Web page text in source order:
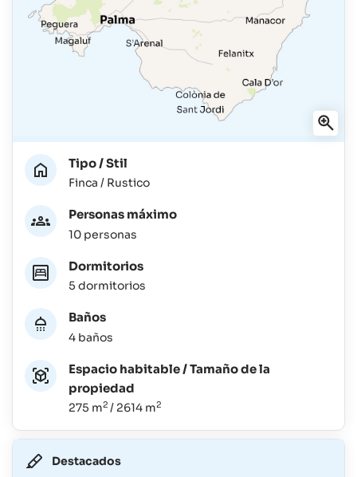
Tipo / Stil
Finca / Rustico
Personas máximo
10 personas
Dormitorios
5 dormitorios
Baños
4 baños
Espacio habitable / Tamaño de la
propiedad
275 m2 / 2614 m2
Destacados